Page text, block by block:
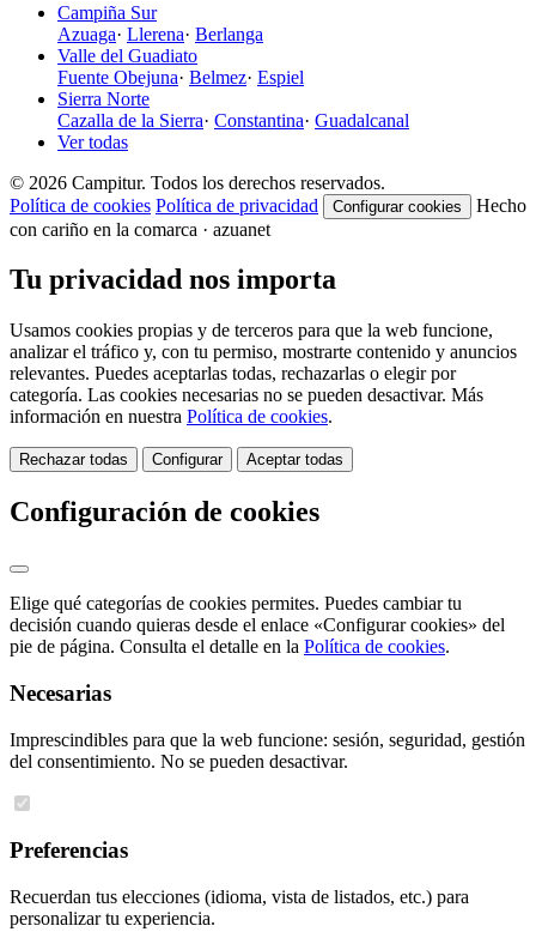
Campiña Sur
Azuaga· Llerena· Berlanga
Valle del Guadiato
Fuente Obejuna· Belmez· Espiel
Sierra Norte
Cazalla de la Sierra· Constantina· Guadalcanal
Ver todas
© 2026 Campitur. Todos los derechos reservados.
Política de cookies Política de privacidad Configurar cookies
Hecho
con cariño en la comarca · azuanet
Tu privacidad nos importa
Usamos cookies propias y de terceros para que la web funcione,
analizar el tráfico y, con tu permiso, mostrarte contenido y anuncios
relevantes. Puedes aceptarlas todas, rechazarlas o elegir por
categoría. Las cookies necesarias no se pueden desactivar. Más
información en nuestra Política de cookies.
Rechazar todas Configurar Aceptar todas
Configuración de cookies
Elige qué categorías de cookies permites. Puedes cambiar tu
decisión cuando quieras desde el enlace «Configurar cookies» del
pie de página. Consulta el detalle en la Política de cookies.
Necesarias
Imprescindibles para que la web funcione: sesión, seguridad, gestión
del consentimiento. No se pueden desactivar.
Preferencias
Recuerdan tus elecciones (idioma, vista de listados, etc.) para
personalizar tu experiencia.